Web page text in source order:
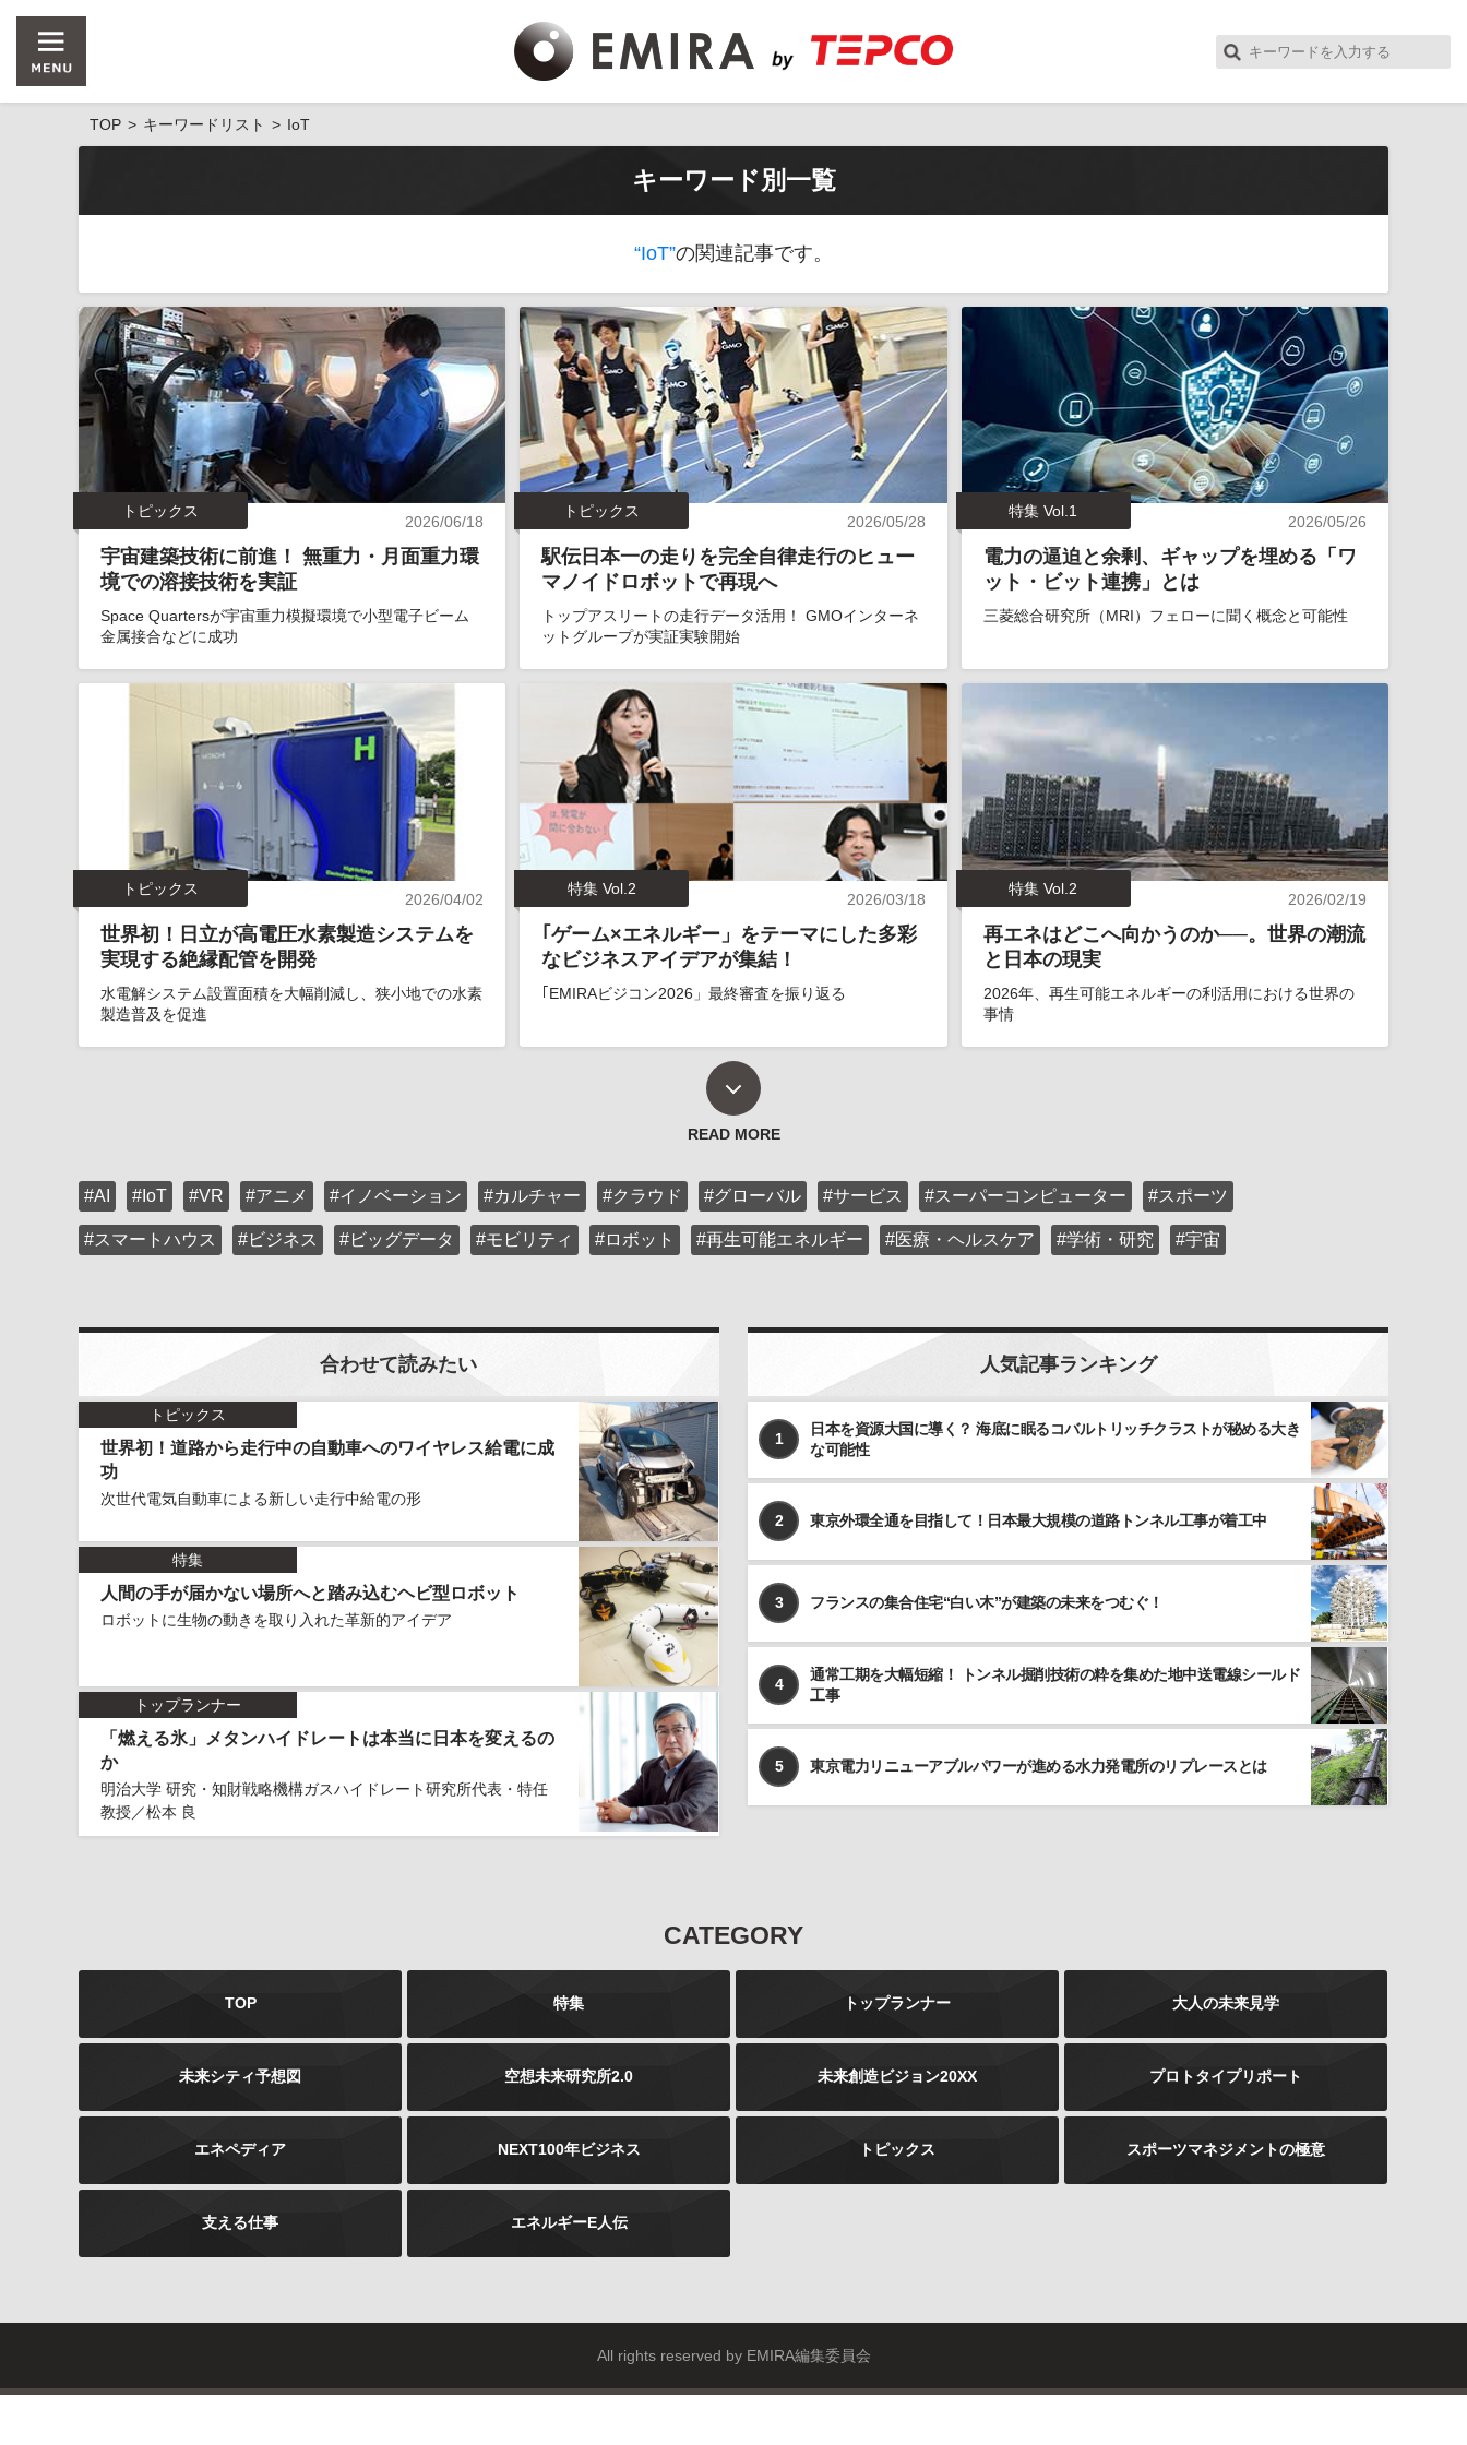
TOP キーワードリスト IoT
キーワード別一覧
“IoT”の関連記事です。
トピックス
2026/06/18
宇宙建築技術に前進！ 無重力・月面重力環
境での溶接技術を実証
Space Quartersが宇宙重力模擬環境で小型電子ビーム
金属接合などに成功
トピックス
2026/05/28
駅伝日本一の走りを完全自律走行のヒュー
マノイドロボットで再現へ
トップアスリートの走行データ活用！ GMOインターネ
ットグループが実証実験開始
特集 Vol.1
2026/05/26
電力の逼迫と余剰、ギャップを埋める「ワ
ット・ビット連携」とは
三菱総合研究所（MRI）フェローに聞く概念と可能性
トピックス
2026/04/02
世界初！日立が高電圧水素製造システムを
実現する絶縁配管を開発
水電解システム設置面積を大幅削減し、狭小地での水素
製造普及を促進
特集 Vol.2
2026/03/18
｢ゲーム×エネルギー」をテーマにした多彩
なビジネスアイデアが集結！
｢EMIRAビジコン2026」最終審査を振り返る
特集 Vol.2
2026/02/19
再エネはどこへ向かうのか──。世界の潮流
と日本の現実
2026年、再生可能エネルギーの利活用における世界の
事情
READ MORE
#AI #IoT #VR #アニメ #イノベーション #カルチャー #クラウド #グローバル #サービス #スーパーコンピューター #スポーツ
#スマートハウス #ビジネス #ビッグデータ #モビリティ #ロボット #再生可能エネルギー #医療・ヘルスケア #学術・研究 #宇宙
合わせて読みたい
トピックス
世界初！道路から走行中の自動車へのワイヤレス給電に成
功
次世代電気自動車による新しい走行中給電の形
特集
人間の手が届かない場所へと踏み込むヘビ型ロボット
ロボットに生物の動きを取り入れた革新的アイデア
トップランナー
「燃える氷」メタンハイドレートは本当に日本を変えるの
か
明治大学 研究・知財戦略機構ガスハイドレート研究所代表・特任
教授／松本 良
人気記事ランキング
1
日本を資源大国に導く？ 海底に眠るコバルトリッチクラストが秘める大き
な可能性
2 東京外環全通を目指して！日本最大規模の道路トンネル工事が着工中
3 フランスの集合住宅“白い木”が建築の未来をつむぐ！
4
通常工期を大幅短縮！ トンネル掘削技術の粋を集めた地中送電線シールド
工事
5 東京電力リニューアブルパワーが進める水力発電所のリプレースとは
CATEGORY
TOP 特集 トップランナー 大人の未来見学
未来シティ予想図 空想未来研究所2.0 未来創造ビジョン20XX プロトタイプリポート
エネペディア NEXT100年ビジネス トピックス スポーツマネジメントの極意
支える仕事 エネルギーE人伝
All rights reserved by EMIRA編集委員会